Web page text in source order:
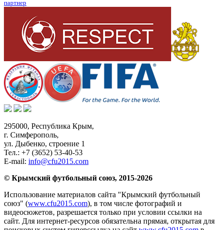
партнер
295000, Республика Крым,
г. Симферополь,
ул. Дыбенко, строение 1
Тел.: +7 (3652) 53-40-53
E-mail: info@cfu2015.com
© Крымский футбольный союз, 2015-2026
Использование материалов сайта "Крымский футбольный
союз" (www.cfu2015.com), в том числе фотографий и
видеосюжетов, разрешается только при условии ссылки на
сайт. Для интернет-ресурсов обязательна прямая, открытая для